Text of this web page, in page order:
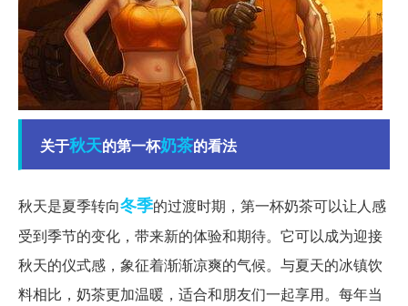
关于秋天的第一杯奶茶的看法
秋天是夏季转向冬季的过渡时期，第一杯奶茶可以让人感
受到季节的变化，带来新的体验和期待。它可以成为迎接
秋天的仪式感，象征着渐渐凉爽的气候。与夏天的冰镇饮
料相比，奶茶更加温暖，适合和朋友们一起享用。每年当